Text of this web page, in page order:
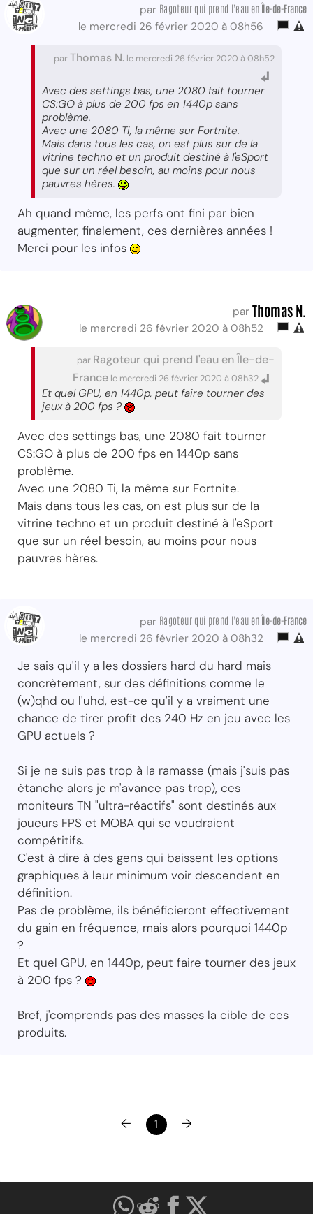
par Ragoteur qui prend l'eau en Île-de-France
le mercredi 26 février 2020 à 08h56
parThomas N. le mercredi 26 février 2020 à 08h52
Avec des settings bas, une 2080 fait tourner
CS:GO à plus de 200 fps en 1440p sans
problème.
Avec une 2080 Ti, la même sur Fortnite.
Mais dans tous les cas, on est plus sur de la
vitrine techno et un produit destiné à l'eSport
que sur un réel besoin, au moins pour nous
pauvres hères.
Ah quand même, les perfs ont fini par bien
augmenter, finalement, ces dernières années !
Merci pour les infos
par Thomas N.
le mercredi 26 février 2020 à 08h52
par Ragoteur qui prend l'eau en Île-de-
France le mercredi 26 février 2020 à 08h32
Et quel GPU, en 1440p, peut faire tourner des
jeux à 200 fps ?
Avec des settings bas, une 2080 fait tourner
CS:GO à plus de 200 fps en 1440p sans
problème.
Avec une 2080 Ti, la même sur Fortnite.
Mais dans tous les cas, on est plus sur de la
vitrine techno et un produit destiné à l'eSport
que sur un réel besoin, au moins pour nous
pauvres hères.
par Ragoteur qui prend l'eau en Île-de-France
le mercredi 26 février 2020 à 08h32
Je sais qu'il y a les dossiers hard du hard mais
concrètement, sur des définitions comme le
(w)qhd ou l'uhd, est-ce qu'il y a vraiment une
chance de tirer profit des 240 Hz en jeu avec les
GPU actuels ?
Si je ne suis pas trop à la ramasse (mais j'suis pas
étanche alors je m'avance pas trop), ces
moniteurs TN "ultra-réactifs" sont destinés aux
joueurs FPS et MOBA qui se voudraient
compétitifs.
C'est à dire à des gens qui baissent les options
graphiques à leur minimum voir descendent en
définition.
Pas de problème, ils bénéficieront effectivement
du gain en fréquence, mais alors pourquoi 1440p
?
Et quel GPU, en 1440p, peut faire tourner des jeux
à 200 fps ?
Bref, j'comprends pas des masses la cible de ces
produits.
← 1 →